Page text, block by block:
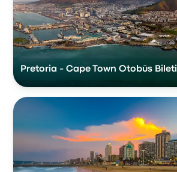
Pretoria - Cape Town Otobüs Bileti